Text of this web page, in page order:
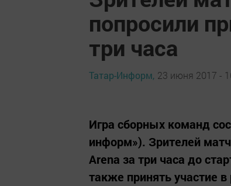
попросили
три часа
Татар-Информ, 23 июня 2017 -
Игра сборных команд
информ»). Зрителей
Arena за три часа до
также принять участие